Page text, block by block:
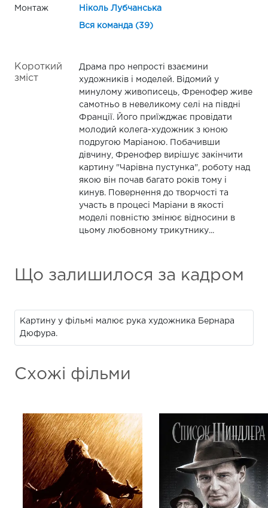
Монтаж Ніколь Лубчанська
Вся команда (39)
Короткий
зміст
Драма про непрості взаємини
художників і моделей. Відомий у
минулому живописець, Френофер живе
самотньо в невеликому селі на півдні
Франції. Його приїжджає провідати
молодий колега-художник з юною
подругою Маріаною. Побачивши
дівчину, Френофер вирішує закінчити
картину "Чарівна пустунка", роботу над
якою він почав багато років тому і
кинув. Повернення до творчості та
участь в процесі Маріани в якості
моделі повністю змінює відносини в
цьому любовному трикутнику...
Що залишилося за кадром
Картину у фільмі малює рука художника Бернара
Дюфура.
Схожі фільми